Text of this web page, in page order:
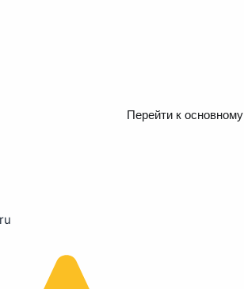
Перейти к основному